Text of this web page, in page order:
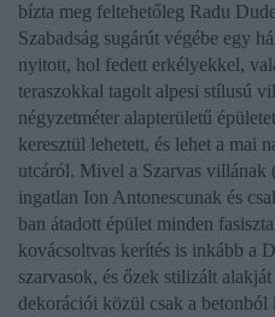
bízta meg feltehetőleg Radu
Szabadság sugárút végébe egy
nyitott, hol fedett erkélyekkel,
teraszokkal tagolt alpesi stílusú
négyzetméter alapterületű
keresztül lehetett, és lehet a mai
utcáról. Mivel a Szarvas villának
ingatlan Ion Antonescunak és
ban átadott épület minden
kovácsoltvas kerítés is inkább a
szarvasok, és őzek stilizált
dekorációi közül csak a